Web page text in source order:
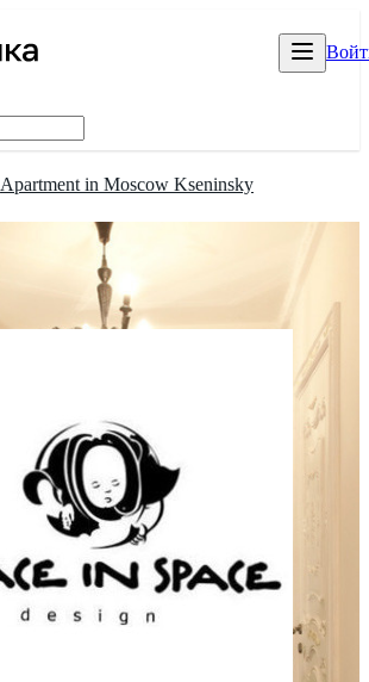
Apartment in Moscow Kseninsky